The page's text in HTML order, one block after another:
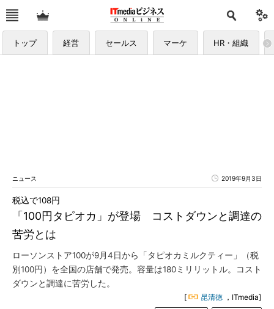
トップ 経営 セールス マーケ HR・組織
ニュース 2019年9月3日
「100円タピオカ」が登場 コストダウンと調達の
苦労とは
税込で108円
ローソンストア100が9月4日から「タピオカミルクティー」（税
別100円）を全国の店舗で発売。容量は180ミリリットル。コスト
ダウンと調達に苦労した。
[ 昆清徳 ，ITmedia]